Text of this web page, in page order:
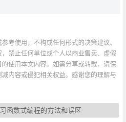
考使用，不构成任何形式的决策建议、
禁止任何单位或个人以商业售卖、虚假
使用本文内容。如需分享或转载，请保
内容或侵犯相关权益。感谢您的理解与
函数式编程的方法和误区